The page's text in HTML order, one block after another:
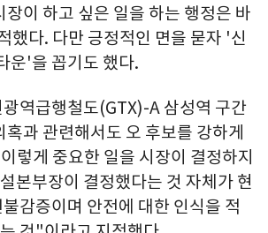
장이 하고 싶은 일을 하는 행정은 바
했다. 다만 긍정적인 면을 묻자 '신
운'을 꼽기도 했다.
역급행철도(GTX)-A 삼성역 구간
혹과 관련해서도 오 후보를 강하게
렇게 중요한 일을 시장이 결정하지
본부장이 결정했다는 것 자체가 현
감증이며 안전에 대한 인식을 적